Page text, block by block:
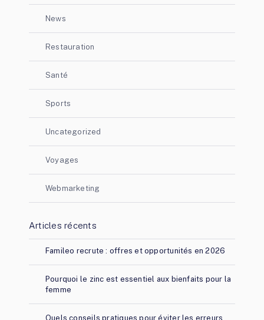
News
Restauration
Santé
Sports
Uncategorized
Voyages
Webmarketing
Articles récents
Famileo recrute : offres et opportunités en 2026
Pourquoi le zinc est essentiel aux bienfaits pour la
femme
Quels conseils pratiques pour éviter les erreurs